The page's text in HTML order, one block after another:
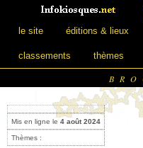
le site éditions & lieux
classements thèmes
Mis en ligne le 4 août 2024
Thèmes :